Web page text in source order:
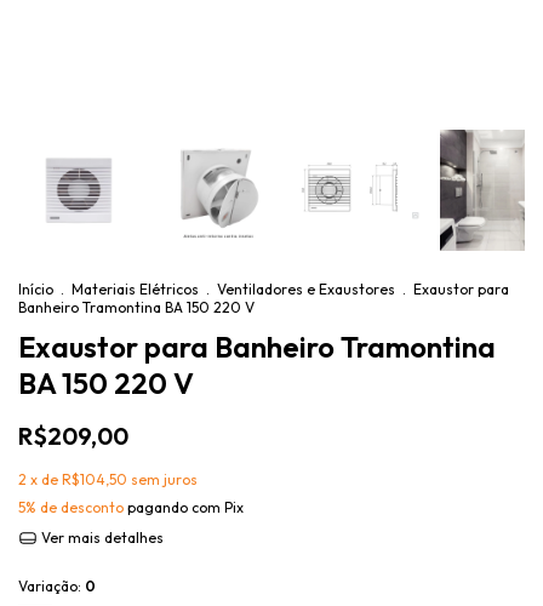
Início . Materiais Elétricos . Ventiladores e Exaustores . Exaustor para
Banheiro Tramontina BA 150 220 V
Exaustor para Banheiro Tramontina
BA 150 220 V
R$209,00
2 x de R$104,50 sem juros
5% de desconto pagando com Pix
Ver mais detalhes
Variação: 0